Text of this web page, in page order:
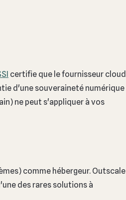
certifie que le fournisseur cloud
d'une souveraineté numérique
ne peut s'appliquer à vos
comme hébergeur. Outscale
des rares solutions à